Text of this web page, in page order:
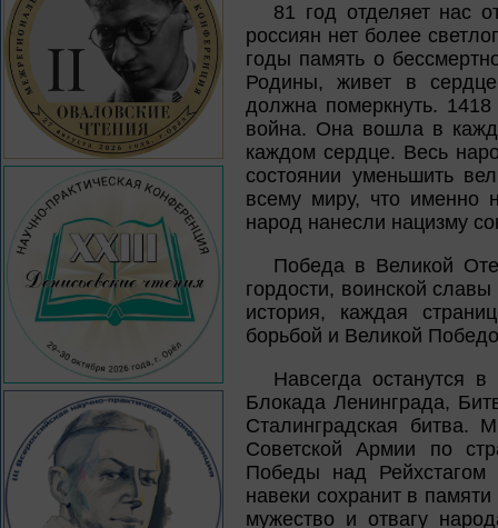
81 год отделяет нас
россиян нет более
годы память о
Родины, живет в
должна померкнуть.
война. Она вошла в
каждом сердце. Весь
состоянии уменьшить
всему миру, что именно
народ нанесли нацизму
Победа в Великой
гордости, воинской
история, каждая
борьбой и Великой
Навсегда останутся
Блокада Ленинграда,
Сталинградская битва.
Советской Армии по
Победы над
навеки сохранит в
мужество и отвагу